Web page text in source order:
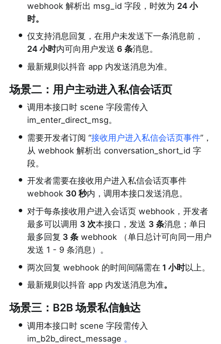
webhook 解析出 msg_id 字段，时效为 24 小
时。
• 仅支持消息回复，在用户未发送下一条消息前，
24 小时内可向用户发送 6 条消息。
• 最新规则以抖音 app 内发送消息为准。
场景二：用户主动进入私信会话页
• 调用本接口时 scene 字段需传入
im_enter_direct_msg。
• 需要开发者订阅 “接收用户进入私信会话页事件”，
从 webhook 解析出 conversation_short_id 字
段。
• 开发者需要在接收用户进入私信会话页事件
webhook 30 秒内，调用本接口发送消息。
• 对于每条接收用户进入会话页 webhook，开发者
最多可以调用 3 次本接口，发送 3 条消息；单日
最多回复 3 条 webhook （单日总计可向同一用户
发送 1 - 9 条消息）。
• 两次回复 webhook 的时间间隔需在 1 小时以上。
• 最新规则以抖音 app 内发送消息为准。
场景三：B2B场景私信触达
• 调用本接口时 scene 字段需传入
im_b2b_direct_message 。